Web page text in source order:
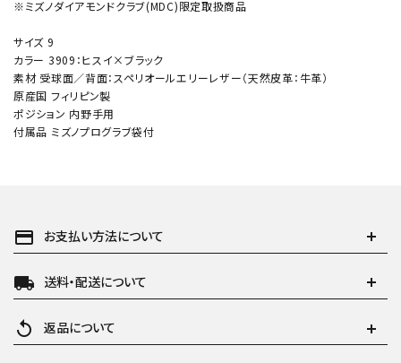
※ミズノダイアモンドクラブ(MDC)限定取扱商品
サイズ 9
カラー 3909：ヒスイ×ブラック
素材 受球面／背面：スペリオールエリーレザー（天然皮革：牛革）
原産国 フィリピン製
ポジション 内野手用
付属品 ミズノプログラブ袋付
payment お支払い方法について
local_shipping 送料・配送について
replay 返品について